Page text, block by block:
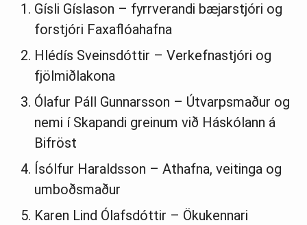
Gísli Gíslason – fyrrverandi bæjarstjóri og
forstjóri Faxaflóahafna
Hlédís Sveinsdóttir – Verkefnastjóri og
fjölmiðlakona
Ólafur Páll Gunnarsson – Útvarpsmaður og
nemi í Skapandi greinum við Háskólann á
Bifröst
Ísólfur Haraldsson – Athafna, veitinga og
umboðsmaður
Karen Lind Ólafsdóttir – Ökukennari